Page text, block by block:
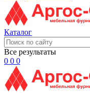
Каталог
Все результаты
0 0 0